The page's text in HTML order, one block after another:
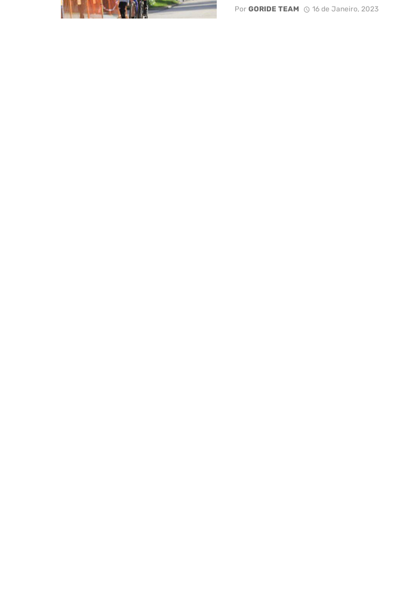
Por GORIDE TEAM 16 de Janeiro, 2023